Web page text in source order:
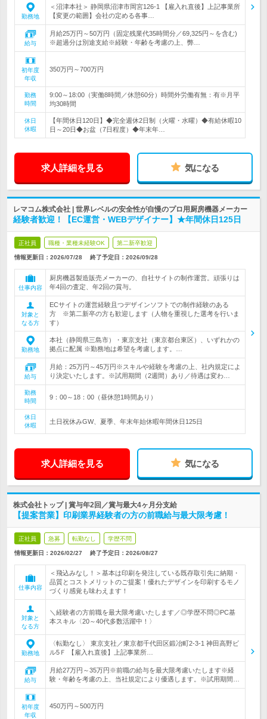
勤務地
＜沼津本社＞ 静岡県沼津市岡宮126-1 【雇入れ直後】上記事業所
【変更の範囲】会社の定める各事…
給与
月給25万円～50万円（固定残業代35時間分／69,325円～を含む)
※超過分は別途支給※経験・年齢を考慮の上、弊…
初年度
年収
350万円～700万円
勤務
時間
9:00～18:00（実働8時間／休憩60分）時間外労働有無：有※月平
均30時間
休日
休暇
【年間休日120日】◆完全週休2日制（火曜・水曜）◆有給休暇10
日～20日◆お盆（7日程度）◆年末年…
求人詳細を見る 気になる
レマコム株式会社 | 世界レベルの安全性が自慢のプロ用厨房機器メーカー
経験者歓迎！【EC運営・WEBデザイナー】★年間休日125日
正社員 職種・業種未経験OK 第二新卒歓迎
情報更新日：2026/07/28 終了予定日： 2026/09/28
仕事内容
厨房機器製造販売メーカーの、自社サイトの制作運営。頑張りは
年4回の査定、年2回の賞与。
対象と
なる方
ECサイトの運営経験且つデザインソフトでの制作経験のある
方 ※第二新卒の方も歓迎します（人物を重視した選考を行いま
す）
勤務地
本社（静岡県三島市）・東京支社（東京都台東区）、いずれかの
拠点に配属 ※勤務地は希望を考慮します。…
給与
月給：25万円～45万円※スキルや経験を考慮の上、社内規定によ
り決定いたします。※試用期間（2週間）あり／待遇は変わ…
勤務
時間
9：00～18：00（昼休憩1時間あり）
休日
休暇
土日祝休みGW、夏季、年末年始休暇年間休日125日
求人詳細を見る 気になる
株式会社トップ | 賞与年2回／賞与最大4ヶ月分支給
【提案営業】印刷業界経験者の方の前職給与最大限考慮！
正社員 急募 転勤なし 学歴不問
情報更新日：2026/02/27 終了予定日： 2026/08/27
仕事内容
＜飛込みなし！＞基本は印刷を発注している既存取引先に納期・
品質とコストメリットのご提案！優れたデザインを印刷するモノ
づくり感覚も味わえます！
対象と
なる方
＼経験者の方前職を最大限考慮いたします／◎学歴不問◎PC基
本スキル〈20～40代多数活躍中！〉
勤務地
〈転勤なし〉 東京支社／東京都千代田区鍛冶町2-3-1 神田高野ビ
ル5Ｆ 【雇入れ直後】上記事業所…
給与
月給27万円～35万円※前職の給与を最大限考慮いたします※経
験・年齢を考慮の上、当社規定により優遇します。※試用期間…
初年度
年収
450万円～500万円